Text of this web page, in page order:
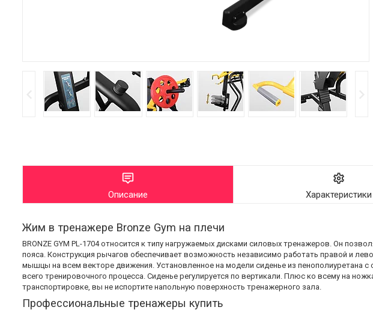
Описание Характеристики
Жим в тренажере Bronze Gym на плечи
BRONZE GYM PL-1704 относится к типу нагружаемых дисками силовых тренажеров. Он
пояса. Конструкция рычагов обеспечивает возможность независимо работать правой и
мышцы на всем векторе движения. Установленное на модели сиденье из пенополиуретана
всего тренировочного процесса. Сиденье регулируется по вертикали. Плюс ко всему на
транспортировке, вы не испортите напольную поверхность тренажерного зала.
Профессиональные тренажеры купить